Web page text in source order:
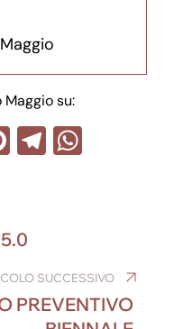
su:
Pi
e
st
T
m p
p
SUCCESSIVO
PREVENTIVO